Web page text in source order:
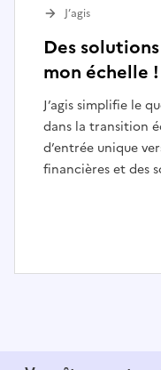
Des
mon échelle !
J’agis simplifie le
dans la transition
d’entrée unique
financières et des
J’agis